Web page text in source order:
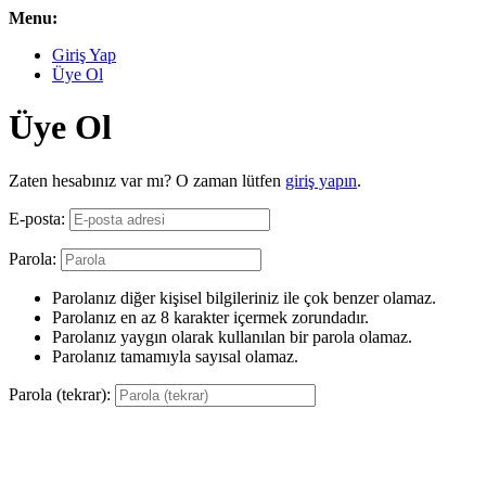
Menu:
Giriş Yap
Üye Ol
Üye Ol
Zaten hesabınız var mı? O zaman lütfen giriş yapın.
E-posta:
Parola:
Parolanız diğer kişisel bilgileriniz ile çok benzer olamaz.
Parolanız en az 8 karakter içermek zorundadır.
Parolanız yaygın olarak kullanılan bir parola olamaz.
Parolanız tamamıyla sayısal olamaz.
Parola (tekrar):